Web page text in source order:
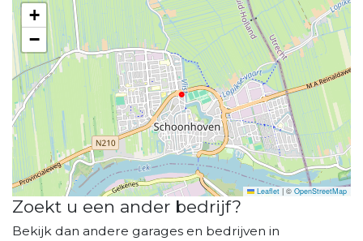
+
−
Leaflet | © OpenStreetMap
Zoekt u een ander bedrijf?
Bekijk dan andere garages en bedrijven in